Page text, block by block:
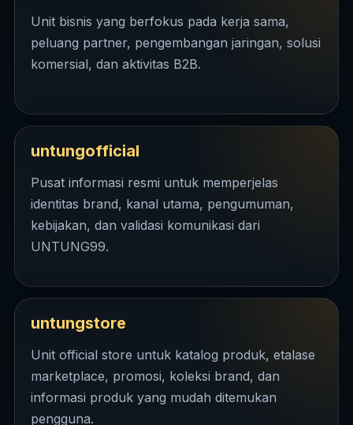
Unit bisnis yang berfokus pada kerja sama,
peluang partner, pengembangan jaringan, solusi
komersial, dan aktivitas B2B.
untungofficial
Pusat informasi resmi untuk memperjelas
identitas brand, kanal utama, pengumuman,
kebijakan, dan validasi komunikasi dari
UNTUNG99.
untungstore
Unit official store untuk katalog produk, etalase
marketplace, promosi, koleksi brand, dan
informasi produk yang mudah ditemukan
pengguna.